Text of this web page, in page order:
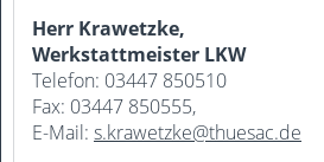
Herr Krawetzke,
Werkstattmeister LKW
Telefon: 03447 850510
Fax: 03447 850555,
E-Mail: s.krawetzke@thuesac.de